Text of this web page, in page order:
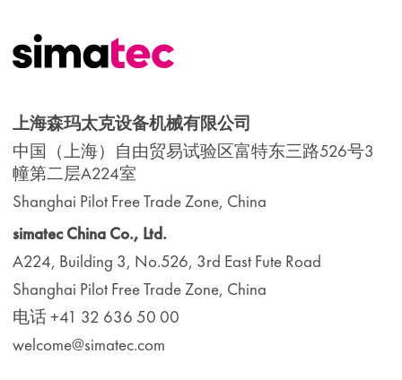
上海森玛太克设备机械有限公司
中国（上海）自由贸易试验区富特东三路526号3
幢第二层A224室
Shanghai Pilot Free Trade Zone, China
simatec China Co., Ltd.
A224, Building 3, No.526, 3rd East Fute Road
Shanghai Pilot Free Trade Zone, China
电话 +41 32 636 50 00
welcome@simatec.com